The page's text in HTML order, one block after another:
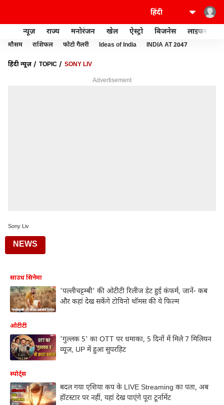
न्यूज़ राज्य मनोरंजन खेल ऐस्ट्रो बिजनेस लाइफस्टाइल
मौसम राशिफल फोटो गैलरी Ideas of India INDIA AT 2047
हिंदी न्यूज़ TOPIC
SONY LIV
Advertisement
Sony Liv
NEWS
साउथ सिनेमा
'पल्लीचट्टम्बी' की ओटीटी रिलीज डेट हुई कंफर्म, जानें- कब
और कहां देख सकेंगे टोविनो थॉमस की ये फिल्म
ओटीटी
'गुल्लक 5' का OTT पर धमाका, 5 दिनों में मिले 7 मिलियन
व्यूज, UP में हुआ सुपरहिट
स्पोर्ट्स
बदल गया एशिया कप के LIVE Streaming का पता, अब
हॉटस्टार पर नहीं, यहां देख पाएंगे पूरा टूर्नामेंट